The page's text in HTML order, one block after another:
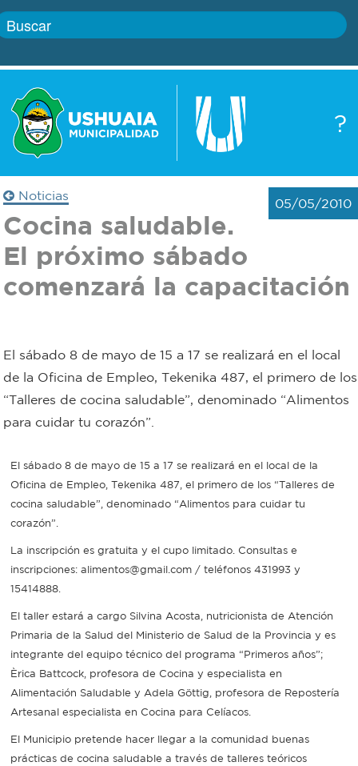
?
Boletín
Defensa
civil
Bromatología
Rentas
Municipal
Mi
bondi
Boleto
estudiantil
Recorrido
colectivos
Recarga
Gobierno
Trámites
Transparencia
Correo
Personal
Noticias
05/05/2010
Cocina saludable.
El próximo sábado
comenzará la capacitación
El sábado 8 de mayo de 15 a 17 se realizará en el local
de la Oficina de Empleo, Tekenika 487, el primero de los
“Talleres de cocina saludable”, denominado “Alimentos
para cuidar tu corazón”.
El sábado 8 de mayo de 15 a 17 se realizará en el local de la
Oficina de Empleo, Tekenika 487, el primero de los “Talleres de
cocina saludable”, denominado “Alimentos para cuidar tu
corazón”.
La inscripción es gratuita y el cupo limitado. Consultas e
inscripciones: alimentos@gmail.com / teléfonos 431993 y
15414888.
El taller estará a cargo Silvina Acosta, nutricionista de Atención
Primaria de la Salud del Ministerio de Salud de la Provincia y es
integrante del equipo técnico del programa “Primeros años”;
Èrica Battcock, profesora de Cocina y especialista en
Alimentación Saludable y Adela Göttig, profesora de Repostería
Artesanal especialista en Cocina para Celíacos.
El Municipio pretende hacer llegar a la comunidad buenas
prácticas de cocina saludable a través de talleres teóricos